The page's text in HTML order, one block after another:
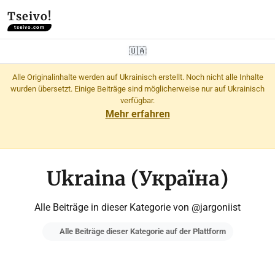
Tseivo!
tseivo.com
🇺🇦
Alle Originalinhalte werden auf Ukrainisch erstellt. Noch nicht alle Inhalte
wurden übersetzt. Einige Beiträge sind möglicherweise nur auf Ukrainisch
verfügbar.
Mehr erfahren
Ukraina (Україна)
Alle Beiträge in dieser Kategorie von @jargoniist
Alle Beiträge dieser Kategorie auf der Plattform